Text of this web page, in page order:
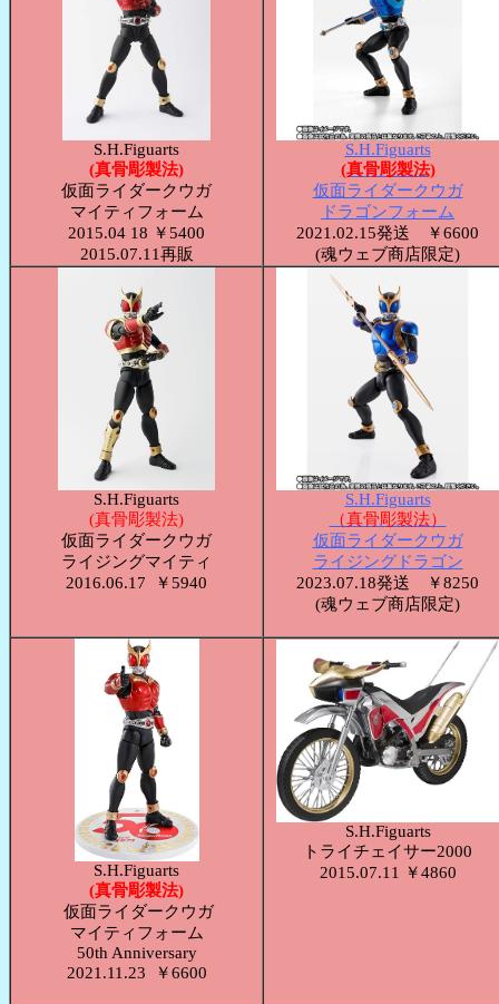
S.H.Figuarts
(真骨彫製法)
仮面ライダークウガ
マイティフォーム
2015.04 18 ￥5400
2015.07.11再販
S.H.Figuarts
(真骨彫製法)
仮面ライダークウガ
ドラゴンフォーム
2021.02.15発送 ￥6600
(魂ウェブ商店限定)
S.H.Figuarts
(真骨彫製法)
仮面ライダークウガ
ライジングマイティ
2016.06.17 ￥5940
S.H.Figuarts
（真骨彫製法）
仮面ライダークウガ
ライジングドラゴン
2023.07.18発送 ￥8250
(魂ウェブ商店限定)
S.H.Figuarts
(真骨彫製法)
仮面ライダークウガ
マイティフォーム
50th Anniversary
2021.11.23 ￥6600
S.H.Figuarts
トライチェイサー2000
2015.07.11 ￥4860